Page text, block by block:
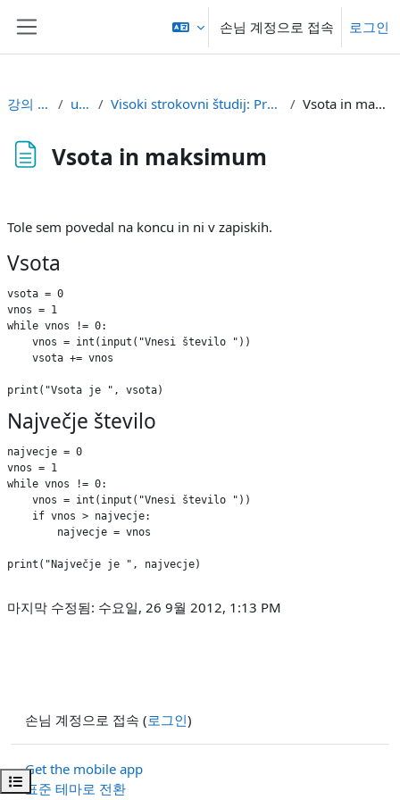
손님 계정으로 접속 로그인
강의 목차 열기
강의 현황 uvod Visoki strokovni študij: Programiranje Vsota in maksimum
Vsota in maksimum
Tole sem povedal na koncu in ni v zapiskih.
Vsota
vsota = 0
vnos = 1
while vnos != 0:
    vnos = int(input("Vnesi število "))
    vsota += vnos
print("Vsota je ", vsota)
Največje število
najvecje = 0
vnos = 1
while vnos != 0:
    vnos = int(input("Vnesi število "))
    if vnos > najvecje:
        najvecje = vnos
print("Največje je ", najvecje)
마지막 수정됨: 수요일, 26 9월 2012, 1:13 PM
손님 계정으로 접속 (로그인)
Get the mobile app
표준 테마로 전환